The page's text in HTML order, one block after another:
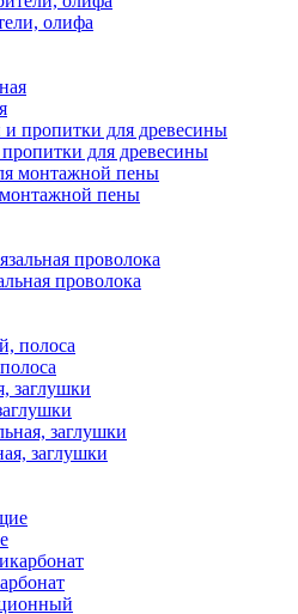
олифа
для древесины
пены
проволока
заглушки